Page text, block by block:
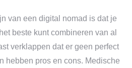
van een digital nomad is dat je
beste kunt combineren van al
verklappen dat er geen perfect
hebben pros en cons. Medische